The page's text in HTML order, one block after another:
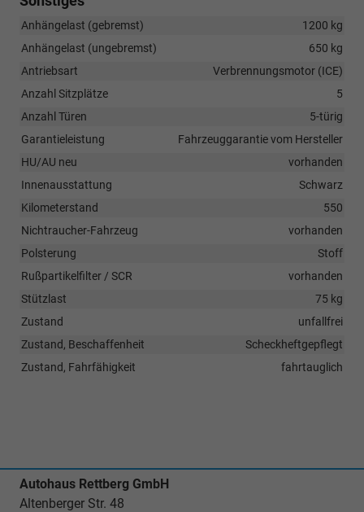
Anhängelast (gebremst)
1200 kg
Anhängelast (ungebremst)
650 kg
Antriebsart
Verbrennungsmotor (ICE)
Anzahl Sitzplätze
5
Anzahl Türen
5-türig
Garantieleistung
Fahrzeuggarantie vom Hersteller
HU/AU neu
vorhanden
Innenausstattung
Schwarz
Kilometerstand
550
Nichtraucher-Fahrzeug
vorhanden
Polsterung
Stoff
Rußpartikelfilter / SCR
vorhanden
Stützlast
75 kg
Zustand
unfallfrei
Zustand, Beschaffenheit
Scheckheftgepflegt
Zustand, Fahrfähigkeit
fahrtauglich
Autohaus Rettberg GmbH
Altenberger Str. 48